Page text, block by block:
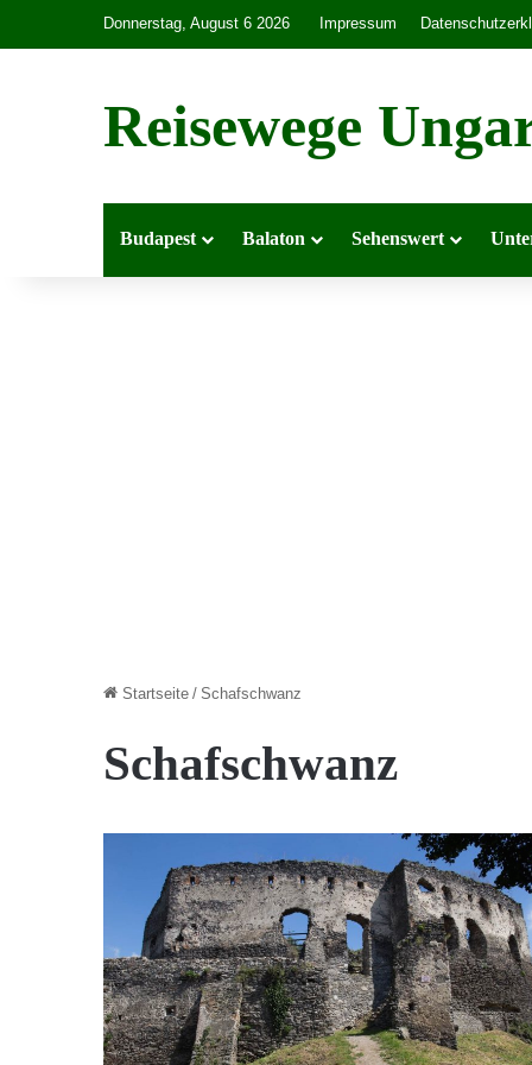
Donnerstag, August 6 2026 Impressum
Reisewege
Budapest Balaton Sehenswert
Startseite / Schafschwanz
Schafschwanz